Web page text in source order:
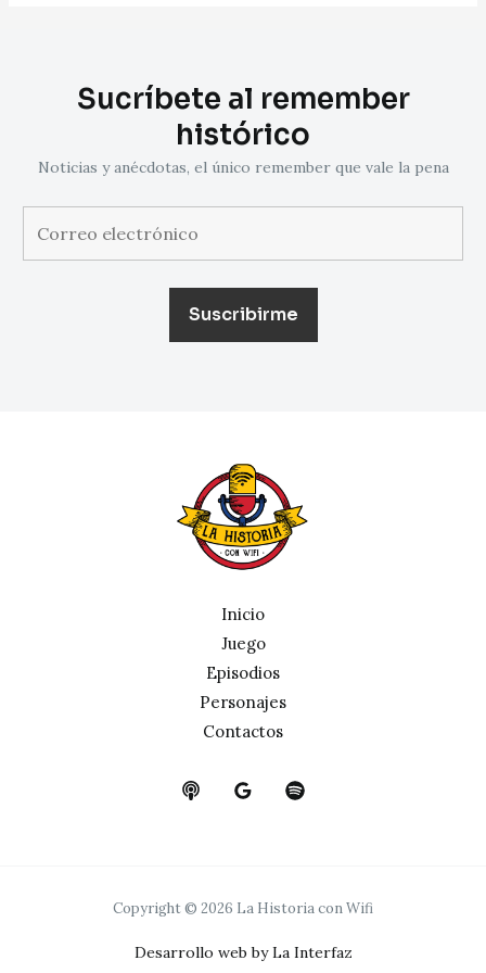
Sucríbete al remember
histórico
Noticias y anécdotas, el único remember que vale la pena
Inicio
Juego
Episodios
Personajes
Contactos
Copyright © 2026 La Historia con Wifi
Desarrollo web by La Interfaz